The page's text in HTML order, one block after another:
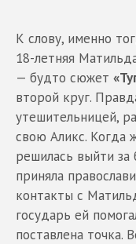
К слову, именно
18-летняя
— будто сюжет
второй круг.
утешительницей,
свою Аликс. Когда
решилась выйти за
приняла
контакты с
государь ей
поставлена точка.